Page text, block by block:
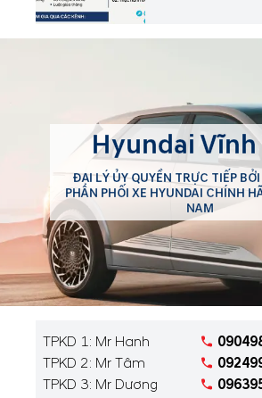
Hyundai Vĩnh
ĐẠI LÝ ỦY QUYỀN TRỰC TIẾP
PHÂN PHỐI XE HYUNDAI CHÍNH
NAM
TPKD 1: Mr Hanh
TPKD 2: Mr Tâm
TPKD 3: Mr Dương